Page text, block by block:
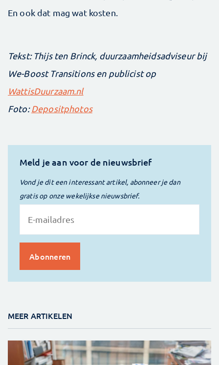
En ook dat mag wat kosten.
Tekst: Thijs ten Brinck, duurzaamheids­adviseur bij
We-Boost Transitions en publicist op ­
WattisDuurzaam.nl
Foto:Depositphotos
Meld je aan voor de nieuwsbrief
Vond je dit een interessant artikel, abonneer je dan
gratis op onze wekelijkse nieuwsbrief.
MEER ARTIKELEN